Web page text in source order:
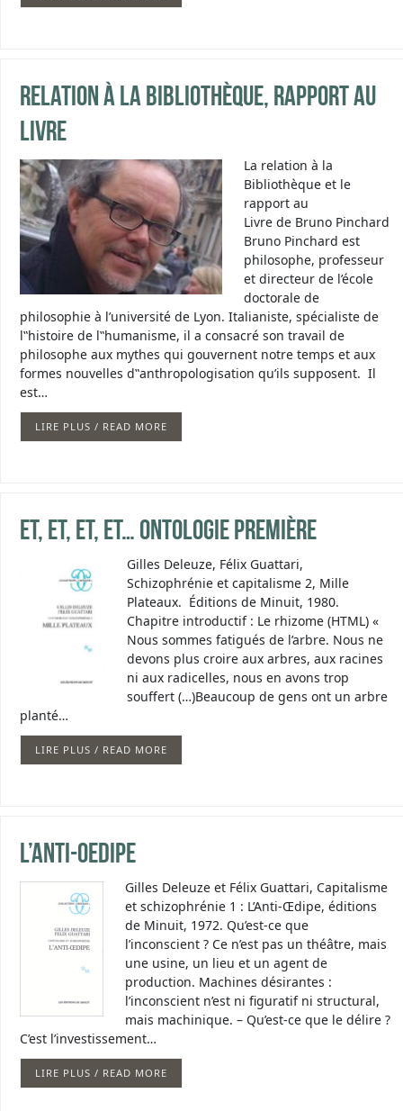
Relation à la Bibliothèque, rapport au
livre
La relation à la
Bibliothèque et le
rapport au
Livre de Bruno Pinchard
Bruno Pinchard est
philosophe, professeur
et directeur de l’école
doctorale de
philosophie à l’université de Lyon. Italianiste, spécialiste de
l‟histoire de l‟humanisme, il a consacré son travail de
philosophe aux mythes qui gouvernent notre temps et aux
formes nouvelles d‟anthropologisation qu’ils supposent. Il
est…
LIRE PLUS / READ MORE
ET, ET, ET, ET… Ontologie première
Gilles Deleuze, Félix Guattari,
Schizophrénie et capitalisme 2, Mille
Plateaux. Éditions de Minuit, 1980.
Chapitre introductif : Le rhizome (HTML) «
Nous sommes fatigués de l’arbre. Nous ne
devons plus croire aux arbres, aux racines
ni aux radicelles, nous en avons trop
souffert (…)Beaucoup de gens ont un arbre
planté…
LIRE PLUS / READ MORE
L’Anti-Oedipe
Gilles Deleuze et Félix Guattari, Capitalisme
et schizophrénie 1 : L’Anti-Œdipe, éditions
de Minuit, 1972. Qu’est-ce que
l’inconscient ? Ce n’est pas un théâtre, mais
une usine, un lieu et un agent de
production. Machines désirantes :
l’inconscient n’est ni figuratif ni structural,
mais machinique. – Qu’est-ce que le délire ?
C’est l’investissement…
LIRE PLUS / READ MORE